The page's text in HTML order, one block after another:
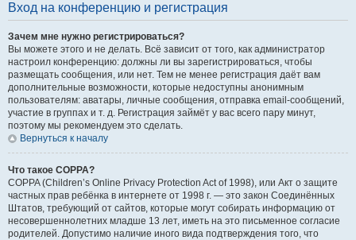
Вход на конференцию и регистрация
Зачем мне нужно регистрироваться?
Вы можете этого и не делать. Всё зависит от того, как администратор
настроил конференцию: должны ли вы зарегистрироваться, чтобы
размещать сообщения, или нет. Тем не менее регистрация даёт вам
дополнительные возможности, которые недоступны анонимным
пользователям: аватары, личные сообщения, отправка email-сообщений,
участие в группах и т. д. Регистрация займёт у вас всего пару минут,
поэтому мы рекомендуем это сделать.
Вернуться к началу
Что такое COPPA?
COPPA (Children’s Online Privacy Protection Act of 1998), или Акт о защите
частных прав ребёнка в интернете от 1998 г. — это закон Соединённых
Штатов, требующий от сайтов, которые могут собирать информацию от
несовершеннолетних младше 13 лет, иметь на это письменное согласие
родителей. Допустимо наличие иного вида подтверждения того, что